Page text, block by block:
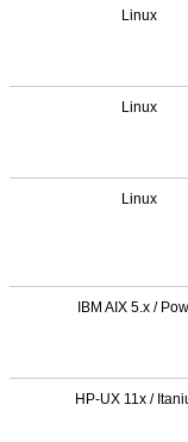
Linux
Linux
Linux
IBM AIX 5.x /
HP-UX 11x /